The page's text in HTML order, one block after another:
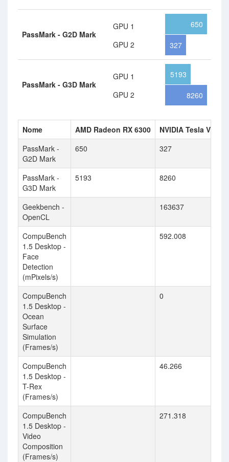
PassMark - G2D Mark
GPU 1
GPU 2
650
327
PassMark - G3D Mark
GPU 1
GPU 2
5193
8260
Nome AMD Radeon RX 6300
NVIDIA Tesla V100
PassMark -
G2D Mark
650 327
PassMark -
G3D Mark
5193 8260
Geekbench -
OpenCL
163637
CompuBench
1.5 Desktop -
Face
Detection
(mPixels/s)
592.008
CompuBench
1.5 Desktop -
Ocean
Surface
Simulation
(Frames/s)
0
CompuBench
1.5 Desktop -
T-Rex
(Frames/s)
46.266
CompuBench
1.5 Desktop -
Video
Composition
(Frames/s)
271.318